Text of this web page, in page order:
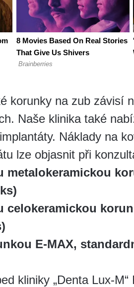
korunky na zub závisí
Naše klinika také
Náklady na
lze objasnit při
metalokeramickou
celokeramickou
E-MAX,
kliniky „Denta Lux-